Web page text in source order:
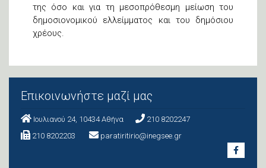
της όσο και για τη μεσοπρόθεσμη μείωση του
δημοσιονομικού ελλείμματος και του δημόσιου
χρέους.
Επικοινωνήστε μαζί μας
Ιουλιανού 24, 10434 Aθήνα
210 8202247
210 8202203
paratiritirio@inegsee.gr